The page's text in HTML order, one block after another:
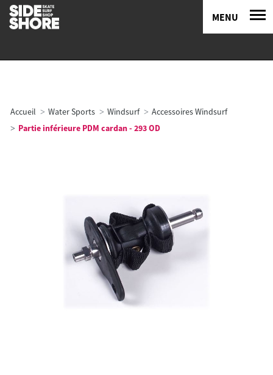
MENU
Accueil Water Sports Windsurf
Accessoires Windsurf
Partie inférieure PDM cardan - 293 OD